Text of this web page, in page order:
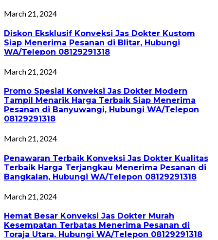
March 21, 2024
Diskon Eksklusif Konveksi Jas Dokter Kustom
Siap Menerima Pesanan di Blitar, Hubungi
WA/Telepon 08129291318
March 21, 2024
Promo Spesial Konveksi Jas Dokter Modern
Tampil Menarik Harga Terbaik Siap Menerima
Pesanan di Banyuwangi, Hubungi WA/Telepon
08129291318
March 21, 2024
Penawaran Terbaik Konveksi Jas Dokter Kualitas
Terbaik Harga Terjangkau Menerima Pesanan di
Bangkalan, Hubungi WA/Telepon 08129291318
March 21, 2024
Hemat Besar Konveksi Jas Dokter Murah
Kesempatan Terbatas Menerima Pesanan di
Toraja Utara, Hubungi WA/Telepon 08129291318